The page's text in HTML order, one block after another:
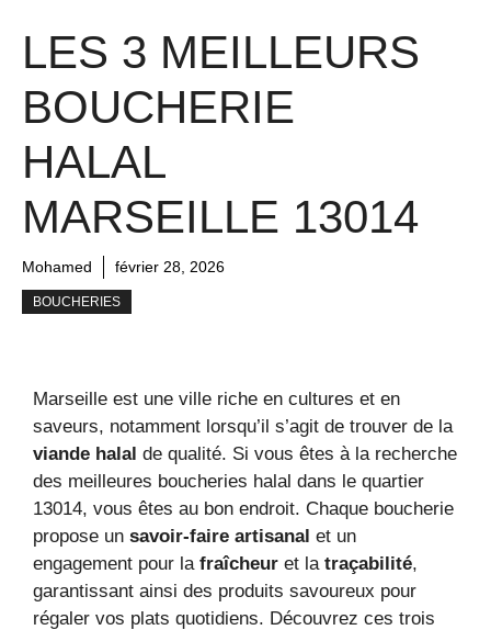
LES 3 MEILLEURS
BOUCHERIE
HALAL
MARSEILLE 13014
Mohamed février 28, 2026
BOUCHERIES
Marseille est une ville riche en cultures et en
saveurs, notamment lorsqu’il s’agit de trouver de la
viande halal de qualité. Si vous êtes à la recherche
des meilleures boucheries halal dans le quartier
13014, vous êtes au bon endroit. Chaque boucherie
propose un savoir-faire artisanal et un
engagement pour la fraîcheur et la traçabilité,
garantissant ainsi des produits savoureux pour
régaler vos plats quotidiens. Découvrez ces trois